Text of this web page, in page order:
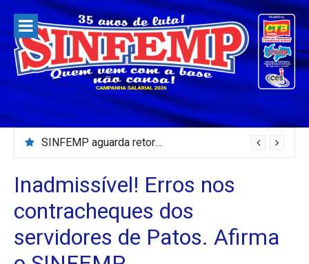
para
conteúdo
SINFEMP aguarda retorno as demandas dos servidores de Patos até dia 13 de agosto
Inadmissível! Erros nos
contracheques dos
servidores de Patos. Afirma